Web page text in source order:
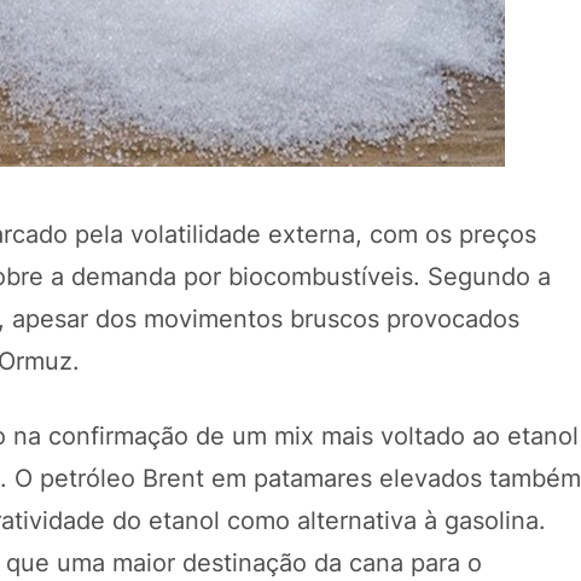
pela volatilidade externa, com os preços
a demanda por biocombustíveis. Segundo a
dos movimentos bruscos provocados
confirmação de um mix mais voltado ao etanol
petróleo Brent em patamares elevados também
do etanol como alternativa à gasolina.
uma maior destinação da cana para o
POTOSÍ Fertilizante Líquido
COMPRAR